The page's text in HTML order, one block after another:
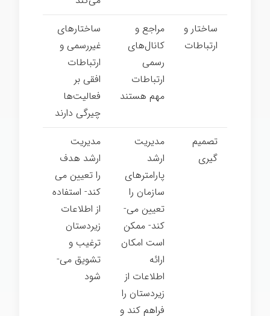
ساختار و
ارتباطات
مراجع و
کانال‌های
رسمی
ارتباطات
مهم هستند
ساختارهای
غیررسمی و
ارتباطات
افقی بر
فعالیت­‌ها
چیرگی دارند
تصمیم­‌
گیری
مدیریت
ارشد
پارامترهای
سازمان را
تعیین می‌­
کند- ممکن
است امکان
ارائه
اطلاعات از
زیردستان را
فراهم کند و
مدیریت
ارشد هدف
را تعیین می­‌
کند- استفاده
از اطلاعات
زیردستان
ترغیب و
تشویق می‌­
شود